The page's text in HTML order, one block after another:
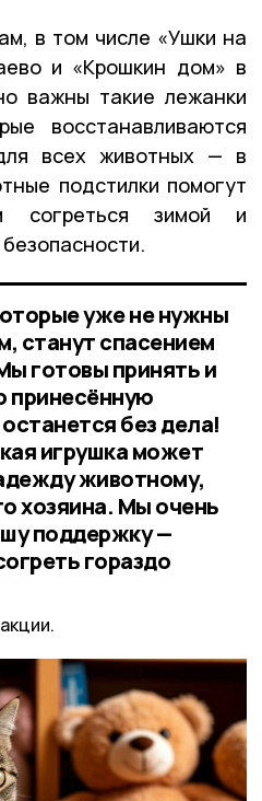
в том числе «Ушки на
и «Крошкин дом» в
важны такие лежанки
восстанавливаются
всех животных — в
подстилки помогут
согреться зимой и
уже не нужны
станут спасением
готовы принять и
принесённую
без дела!
игрушка может
животному,
хозяина. Мы очень
поддержку —
гораздо